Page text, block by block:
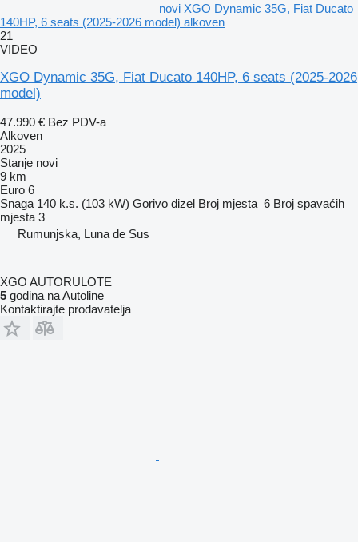
novi XGO Dynamic 35G, Fiat Ducato
140HP, 6 seats (2025-2026 model) alkoven
21
VIDEO
XGO Dynamic 35G, Fiat Ducato 140HP, 6 seats (2025-2026
model)
47.990 € Bez PDV-a
Alkoven
2025
Stanje novi
9 km
Euro 6
Snaga 140 k.s. (103 kW) Gorivo dizel Broj mjesta 6 Broj spavaćih
mjesta 3
Rumunjska, Luna de Sus
XGO AUTORULOTE
5 godina na Autoline
Kontaktirajte prodavatelja